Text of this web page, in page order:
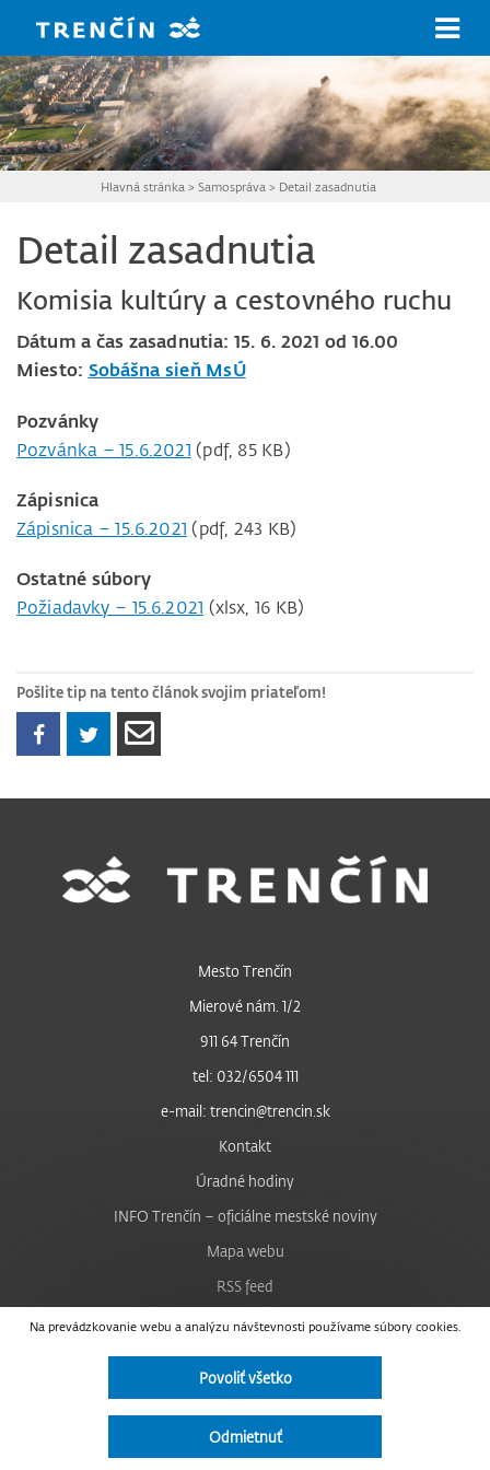
Hlavná stránka >Samospráva > Detail zasadnutia
Detail zasadnutia
Komisia kultúry a cestovného ruchu
Dátum a čas zasadnutia: 15. 6. 2021 od 16.00
Miesto: Sobášna sieň MsÚ
Pozvánky
Pozvánka – 15.6.2021 (pdf, 85 KB)
Zápisnica
Zápisnica – 15.6.2021 (pdf, 243 KB)
Ostatné súbory
Požiadavky – 15.6.2021 (xlsx, 16 KB)
Pošlite tip na tento článok svojim priateľom!
Na prevádzkovanie webu a analýzu návštevnosti používame súbory cookies.
Povoliť všetko
Odmietnuť
Mesto Trenčín
Mierové nám. 1/2
911 64 Trenčín
tel: 032/6504 111
e-mail: trencin@trencin.sk
Kontakt
Úradné hodiny
INFO Trenčín – oficiálne mestské noviny
Mapa webu
RSS feed
Nastavenie cookies
Facebook
Instagram
Vyhlásenie o prístupnosti